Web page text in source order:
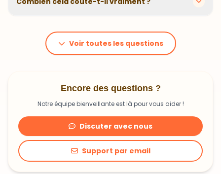
animal. En moyenne, comptez 1,20€ à 1,99€ par jour.
C'est un investissement dans sa santé qui peut vous
faire économiser en frais vétérinaires !
Voir toutes les questions
Encore des questions ?
Notre équipe bienveillante est là pour vous aider !
Discuter avec nous
Support par email